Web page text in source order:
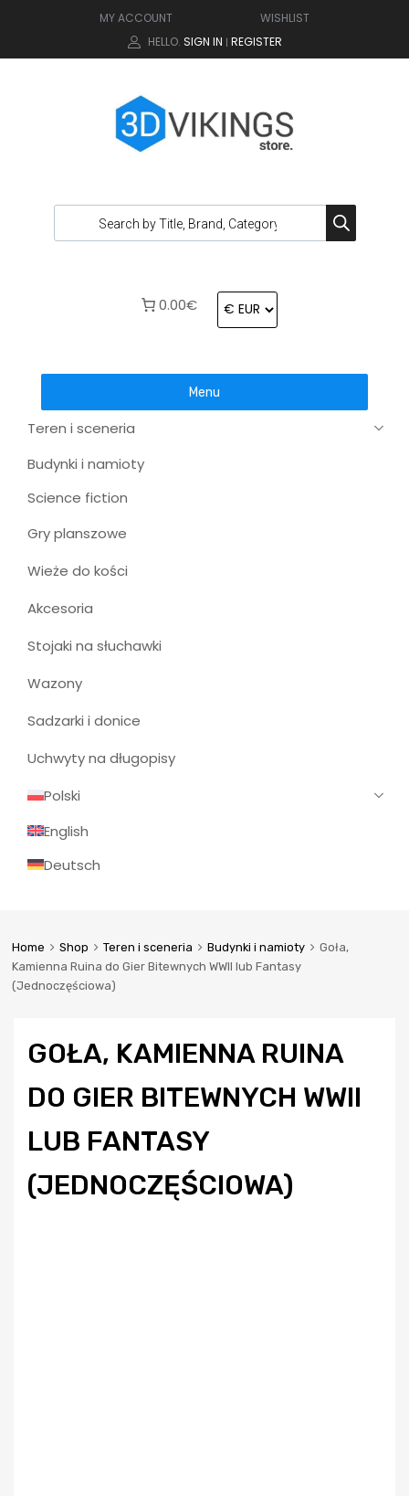
MY ACCOUNT
WISHLIST
HELLO. SIGN IN | REGISTER
0.00€
Menu
Teren i sceneria
Budynki i namioty
Science fiction
Gry planszowe
Wieże do kości
Akcesoria
Stojaki na słuchawki
Wazony
Sadzarki i donice
Uchwyty na długopisy
Polski
English
Deutsch
Home Shop Teren i sceneria Budynki i namioty
Goła,
Kamienna Ruina do Gier Bitewnych WWII lub Fantasy
(Jednoczęściowa)
GOŁA, KAMIENNA RUINA
DO GIER BITEWNYCH WWII
LUB FANTASY
(JEDNOCZĘŚCIOWA)